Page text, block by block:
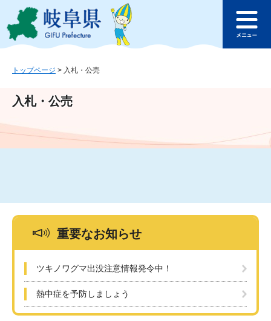
ジ
ュ
文
このページの本文へ
ュ
トップページ > 入札・公売
入札・公売
重要なお知らせ
ツキノワグマ出没注意情報発令中！
熱中症を予防しましょう